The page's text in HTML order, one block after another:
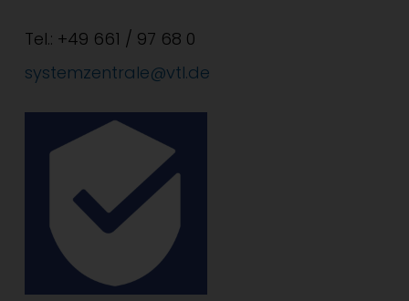
Tel.: +49 661 / 97 68 0
systemzentrale@vtl.de